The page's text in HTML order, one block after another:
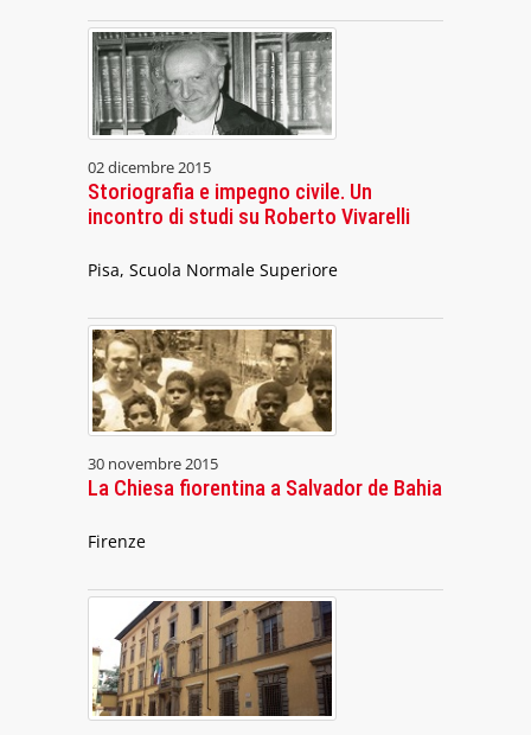
02 dicembre 2015
Storiografia e impegno civile. Un
incontro di studi su Roberto Vivarelli
Pisa, Scuola Normale Superiore
30 novembre 2015
La Chiesa fiorentina a Salvador de Bahia
Firenze